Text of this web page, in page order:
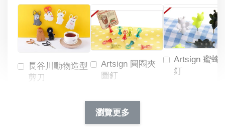
長谷川動物造型
剪刀
Artsign 圓圈夾
圖釘
NT$ 19.00
NT$ 66.00
Artsign 蜜蜂
釘
瀏覽更多